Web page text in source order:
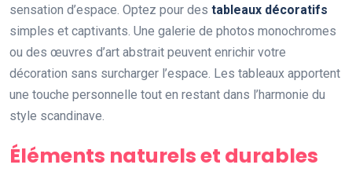
sensation d’espace. Optez pour des tableaux décoratifs
simples et captivants. Une galerie de photos monochromes
ou des œuvres d’art abstrait peuvent enrichir votre
décoration sans surcharger l’espace. Les tableaux apportent
une touche personnelle tout en restant dans l’harmonie du
style scandinave.
Éléments naturels et durables